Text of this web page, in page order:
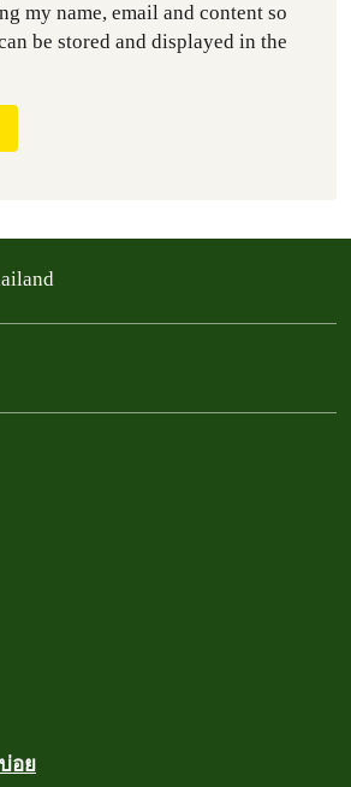
my name, email and content so
be stored and displayed in the
อย